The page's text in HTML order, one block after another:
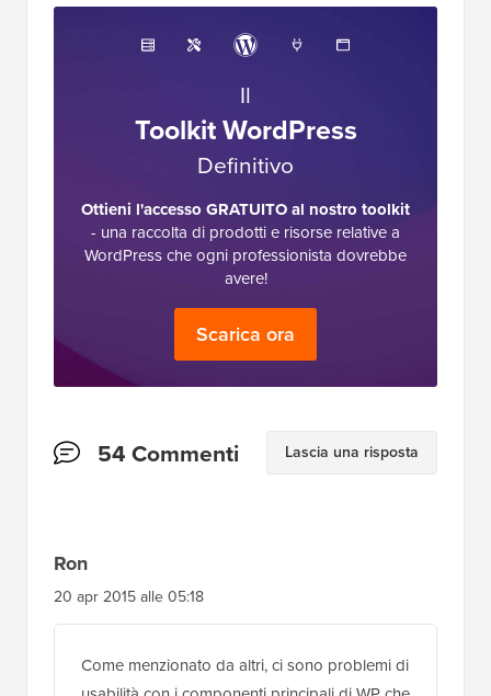
Il
Toolkit WordPress
Definitivo
Ottieni l'accesso GRATUITO al nostro toolkit
- una raccolta di prodotti e risorse relative a
WordPress che ogni professionista dovrebbe
avere!
Scarica ora
Interazioni
54 Commenti Lascia una risposta
Ron
20 apr 2015 alle 05:18
Come menzionato da altri, ci sono problemi di